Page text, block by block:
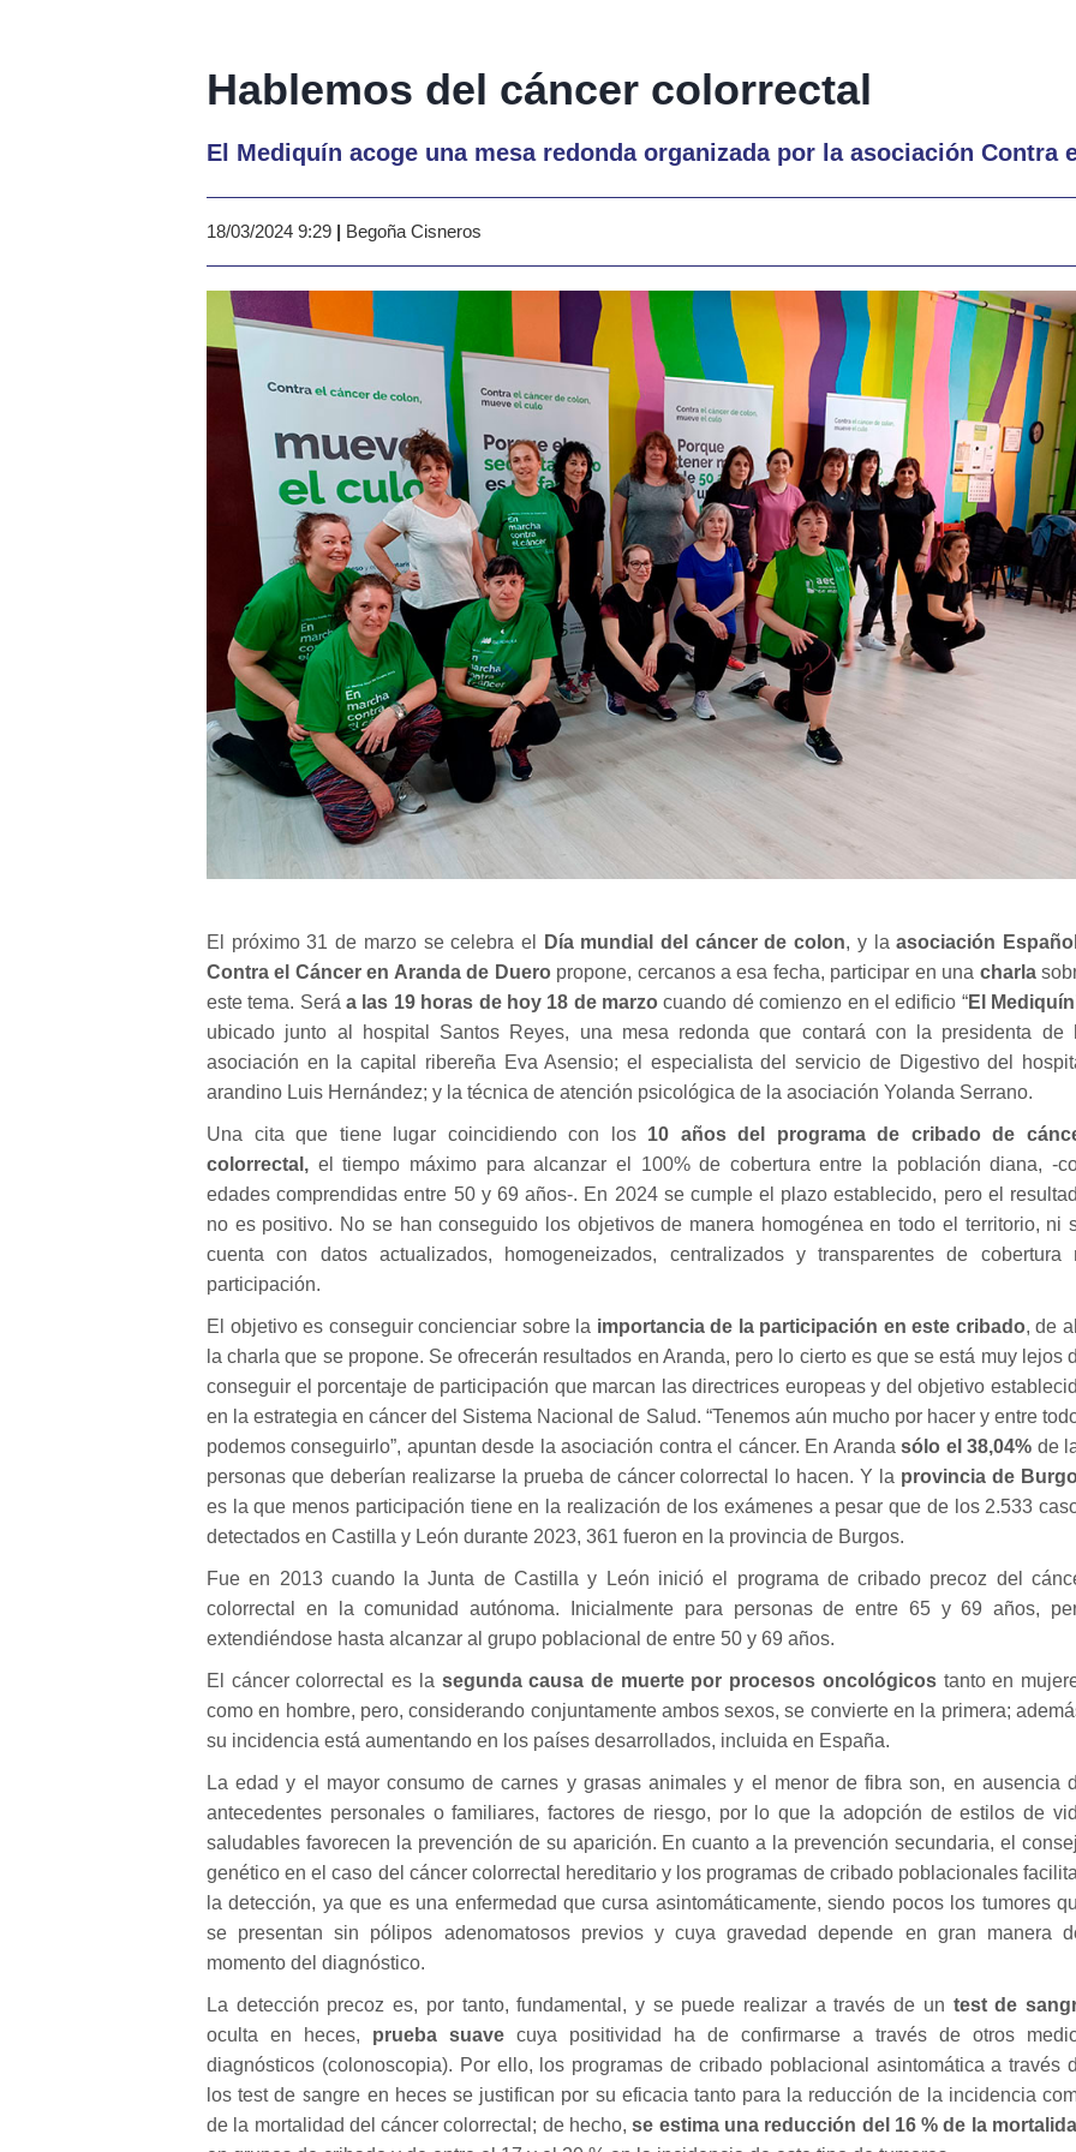
Hablemos del cáncer colorrectal
El Mediquín acoge una mesa redonda organizada por la asociación Contra
18/03/2024 9:29 | Begoña Cisneros
El próximo 31 de marzo se celebra el Día mundial del cáncer de colon, y laasociación
Contra el Cáncer en Aranda de Duero propone, cercanos a esa fecha, participar en una charla
este tema. Será a las 19 horas de hoy 18 de marzocuando dé comienzo en el edificio “El
ubicado junto al hospital Santos Reyes, una mesa redonda que contará con la presidenta de
asociación en la capital ribereña Eva Asensio; el especialista del servicio de Digestivo del
arandino Luis Hernández; y la técnica de atención psicológica de la asociación Yolanda Serrano.
Una cita que tiene lugar coincidiendo con los 10 años del programa de cribado de
colorrectal, el tiempo máximo para alcanzar el 100% de cobertura entre la población diana, -
edades comprendidas entre 50 y 69 años-. En 2024 se cumple el plazo establecido, pero el
no es positivo. No se han conseguido los objetivos de manera homogénea en todo el territorio, ni
cuenta con datos actualizados, homogeneizados, centralizados y transparentes de cobertura
participación.
El objetivo es conseguir concienciar sobre la importancia de la participación en este cribado, de
la charla que se propone. Se ofrecerán resultados en Aranda, pero lo cierto es que se está muy lejos
conseguir el porcentaje de participación que marcan las directrices europeas y del objetivo
en la estrategia en cáncer del Sistema Nacional de Salud. “Tenemos aún mucho por hacer y entre
podemos conseguirlo”, apuntan desde la asociación contra el cáncer. En Arandasólo el 38,04% de
personas que deberían realizarse la prueba de cáncer colorrectal lo hacen. Y la provincia de
es la que menos participación tiene en la realización de los exámenes a pesar que de los 2.533
detectados en Castilla y León durante 2023, 361 fueron en la provincia de Burgos.
Fue en 2013 cuando la Junta de Castilla y León inició el programa de cribado precoz del
colorrectal en la comunidad autónoma. Inicialmente para personas de entre 65 y 69 años,
extendiéndose hasta alcanzar al grupo poblacional de entre 50 y 69 años.
El cáncer colorrectal es la segunda causa de muerte por procesos oncológicos tanto en
como en hombre, pero, considerando conjuntamente ambos sexos, se convierte en la primera;
su incidencia está aumentando en los países desarrollados, incluida en España.
La edad y el mayor consumo de carnes y grasas animales y el menor de fibra son, en ausencia
antecedentes personales o familiares, factores de riesgo, por lo que la adopción de estilos de
saludables favorecen la prevención de su aparición. En cuanto a la prevención secundaria, el
genético en el caso del cáncer colorrectal hereditario y los programas de cribado poblacionales
la detección, ya que es una enfermedad que cursa asintomáticamente, siendo pocos los tumores
se presentan sin pólipos adenomatosos previos y cuya gravedad depende en gran manera
momento del diagnóstico.
La detección precoz es, por tanto, fundamental, y se puede realizar a través de un test de
oculta en heces, prueba suave cuya positividad ha de confirmarse a través de otros
diagnósticos (colonoscopia). Por ello, los programas de cribado poblacional asintomática a través
los test de sangre en heces se justifican por su eficacia tanto para la reducción de la incidencia
de la mortalidad del cáncer colorrectal; de hecho,se estima una reducción del 16 % de la